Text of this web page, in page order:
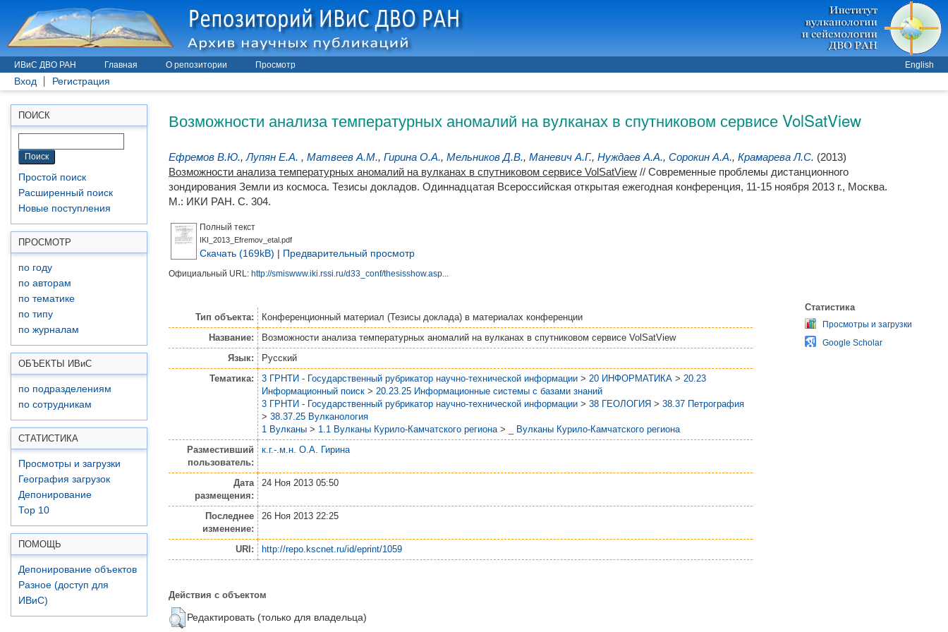
ИВиС ДВО РАН Главная О репозитории Просмотр English
Вход Регистрация
ПОИСК
Простой поиск
Расширенный поиск
Новые поступления
ПРОСМОТР
по году
по авторам
по тематике
по типу
по журналам
ОБЪЕКТЫ ИВиС
по подразделениям
по сотрудникам
СТАТИСТИКА
Просмотры и загрузки
География загрузок
Депонирование
Top 10
ПОМОЩЬ
Депонирование объектов
Разное (доступ для
ИВиС)
Возможности анализа температурных аномалий на вулканах в спутниковом сервисе VolSatView
Ефремов В.Ю.,Лупян Е.А. , Матвеев А.М., Гирина О.А., Мельников Д.В., Маневич А.Г., Нуждаев А.А., Сорокин А.А., Крамарева Л.С. (2013)
Возможности анализа температурных аномалий на вулканах в спутниковом сервисе VolSatView // Современные проблемы дистанционного
зондирования Земли из космоса. Тезисы докладов. Одиннадцатая Всероссийская открытая ежегодная конференция, 11-15 ноября 2013 г., Москва.
М.: ИКИ РАН. С. 304.
Полный текст
IKI_2013_Efremov_etal.pdf
Скачать (169kB) | Предварительный просмотр
Официальный URL: http://smiswww.iki.rssi.ru/d33_conf/thesisshow.asp...
Тип объекта: Конференционный материал (Тезисы доклада) в материалах конференции
Название:
Возможности анализа температурных аномалий на вулканах в спутниковом сервисе VolSatView
Язык:
Русский
Тематика:
3 ГРНТИ - Государственный рубрикатор научно-технической информации > 20 ИНФОРМАТИКА > 20.23
Информационный поиск > 20.23.25 Информационные системы с базами знаний
3 ГРНТИ - Государственный рубрикатор научно-технической информации > 38 ГЕОЛОГИЯ > 38.37 Петрография
> 38.37.25 Вулканология
1 Вулканы > 1.1 Вулканы Курило-Камчатского региона >
_ Вулканы Курило-Камчатского региона
Разместивший
пользователь:
к.г.-.м.н. О.А. Гирина
Дата
размещения:
24 Ноя 2013 05:50
Последнее
изменение:
26 Ноя 2013 22:25
URI: http://repo.kscnet.ru/id/eprint/1059
Действия с объектом
Редактировать (только для владельца)
Статистика
Просмотры и загрузки
Google Scholar